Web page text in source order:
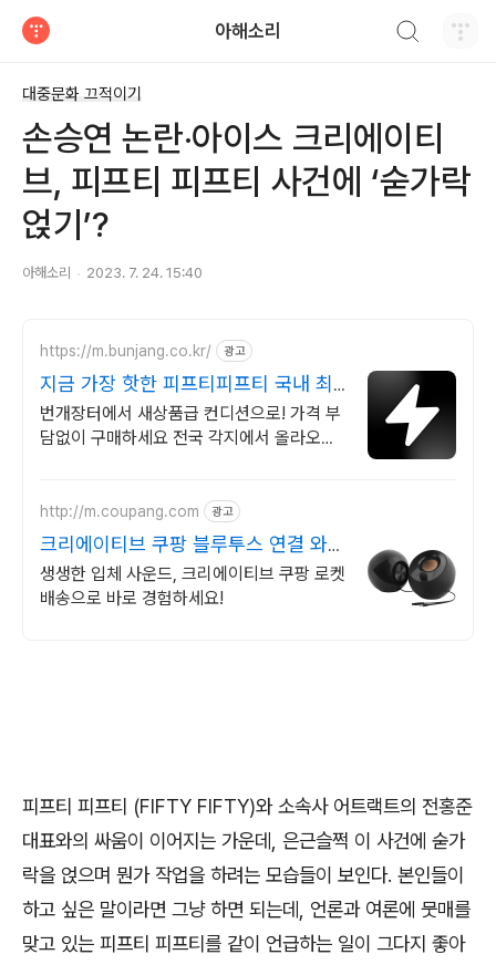
아해소리
대중문화 끄적이기
손승연 논란‧아이스 크리에이티
브, 피프티 피프티 사건에 ‘숟가락
얹기’?
아해소리 2023. 7. 24. 15:40
https://m.bunjang.co.kr/ 광고
지금 가장 핫한 피프티피프티 국내 최
대 브랜드 중고거래
번개장터에서 새상품급 컨디션으로! 가격 부
담없이 구매하세요 전국 각지에서 올라오는
http://m.coupang.com 광고
크리에이티브 쿠팡 블루투스 연결 와우
무료반품
생생한 입체 사운드, 크리에이티브 쿠팡 로켓
배송으로 바로 경험하세요!
피프티 피프티 (FIFTY FIFTY)와 소속사 어트랙트의 전홍준
대표와의 싸움이 이어지는 가운데 , 은근슬쩍 이 사건에 숟가
락을 얹으며 뭔가 작업을 하려는 모습들이 보인다. 본인들이
하고 싶은 말이라면 그냥 하면 되는데 , 언론과 여론에 뭇매를
맞고 있는 피프티 피프티를 같이 언급하는 일이 그다지 좋아